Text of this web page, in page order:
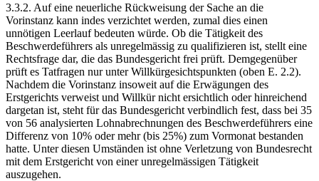
3.3.2. Auf eine neuerliche Rückweisung der Sache an die
Vorinstanz kann indes verzichtet werden, zumal dies einen
unnötigen Leerlauf bedeuten würde. Ob die Tätigkeit des
Beschwerdeführers als unregelmässig zu qualifizieren ist, stellt eine
Rechtsfrage dar, die das Bundesgericht frei prüft. Demgegenüber
prüft es Tatfragen nur unter Willkürgesichtspunkten (oben E. 2.2).
Nachdem die Vorinstanz insoweit auf die Erwägungen des
Erstgerichts verweist und Willkür nicht ersichtlich oder hinreichend
dargetan ist, steht für das Bundesgericht verbindlich fest, dass bei 35
von 56 analysierten Lohnabrechnungen des Beschwerdeführers eine
Differenz von 10% oder mehr (bis 25%) zum Vormonat bestanden
hatte. Unter diesen Umständen ist ohne Verletzung von Bundesrecht
mit dem Erstgericht von einer unregelmässigen Tätigkeit
auszugehen.